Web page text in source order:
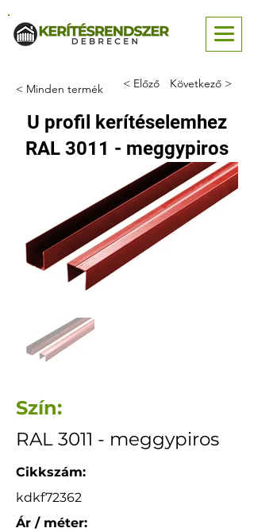
< Minden termék < Előző Következő >
U profil kerítéselemhez
RAL 3011 - meggypiros
Szín:
RAL 3011 - meggypiros
Cikkszám:
kdkf72362
Ár / méter: